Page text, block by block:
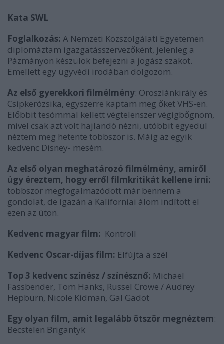
Kata SWL
Foglalkozás: A Nemzeti Közszolgálati Egyetemen
diplomáztam igazgatásszervezőként, jelenleg a
Pázmányon készülök befejezni a jogász szakot.
Emellett egy ügyvédi irodában dolgozom.
Az első gyerekkori filmélmény: Oroszlánkirály és
Csipkerózsika, egyszerre kaptam meg őket VHS-en.
Előbbit tesómmal kellett végtelenszer végigbőgnöm,
mivel csak azt volt hajlandó nézni, utóbbit egyedül
néztem meg hetente többször is. Máig az egyik
kedvenc Disney- mesém.
Az első olyan meghatározó filmélmény, amiről
úgy éreztem, hogy erről filmkritikát kellene írni:
többször megfogalmazódott már bennem a
gondolat, de igazán a Kaliforniai álom indított el
ezen az úton.
Kedvenc magyar film: Kontroll
Kedvenc Oscar-díjas film: Elfújta a szél
Top 3 kedvenc színész / színésznő: Michael
Fassbender, Tom Hanks, Russel Crowe / Audrey
Hepburn, Nicole Kidman, Gal Gadot
Egy olyan film, amit legalább ötször megnéztem:
Becstelen Brigantyk